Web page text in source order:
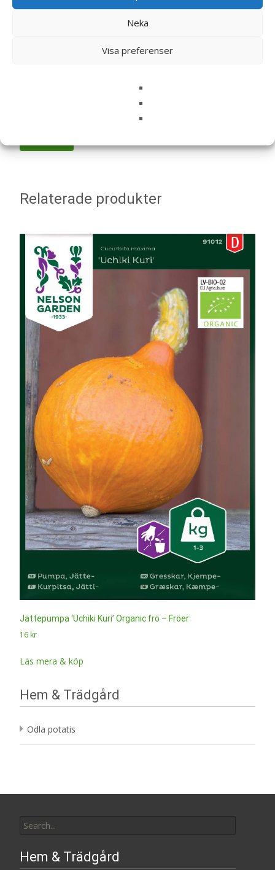
Neka
Visa preferenser
Relaterade produkter
Jättepumpa ‘Uchiki Kuri’ Organic frö – Fröer
16 kr
Läs mera & köp
Hem & Trädgård
Odla potatis
for:
Hem & Trädgård